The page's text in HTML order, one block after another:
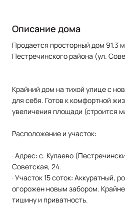
Описание дома
Продается просторный дом 91.3
Пестречинского района (ул.
Крайний дом на тихой улице с
для себя. Готов к комфортной
увеличения площади (строится
Расположение и участок:
· Адрес: с. Кулаево
Советская, 24.
· Участок 15 соток: Аккуратный,
огорожен новым забором.
тишину и приватность.